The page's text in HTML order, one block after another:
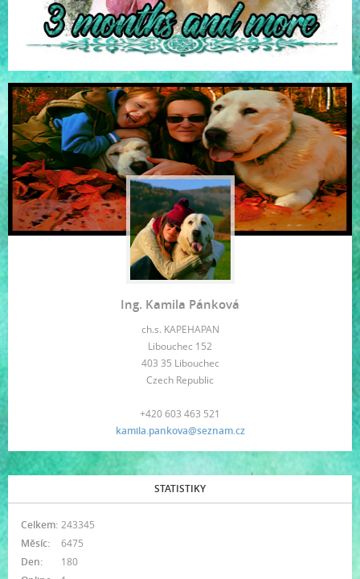
Ing. Kamila Pánková
ch.s. KAPEHAPAN
Libouchec 152
403 35 Libouchec
Czech Republic
+420 603 463 521
kamila.pankova@seznam.cz
STATISTIKY
Celkem: 243345
Měsíc:
6475
Den:
180